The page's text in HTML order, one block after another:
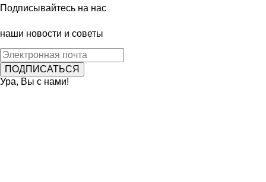
Подписывайтесь на нас
наши новости и советы
Ура, Вы с нами!